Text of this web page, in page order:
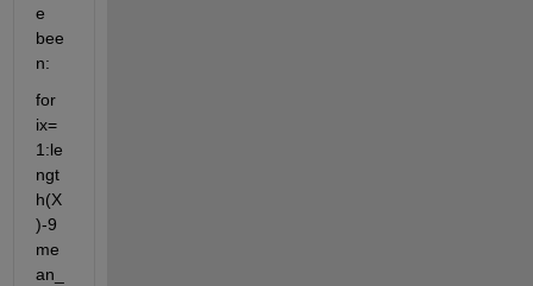
e
bee
n:
for
ix=
1:le
ngt
h(X
)-9
me
an_